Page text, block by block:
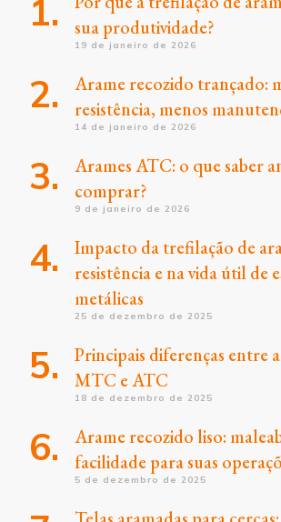
sua produtividade?
19 de janeiro de 2026
Arame recozido trançado:
resistência, menos
14 de janeiro de 2026
Arames ATC: o que saber
comprar?
9 de janeiro de 2026
Impacto da trefilação de
resistência e na vida útil de
metálicas
25 de dezembro de 2025
Principais diferenças entre
MTC e ATC
18 de dezembro de 2025
Arame recozido liso:
facilidade para suas
5 de dezembro de 2025